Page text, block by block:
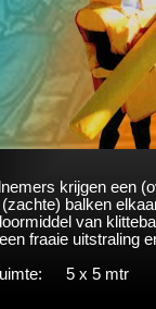
krijgen een
balken
van
fraaie uitstraling
5 x 5 mtr